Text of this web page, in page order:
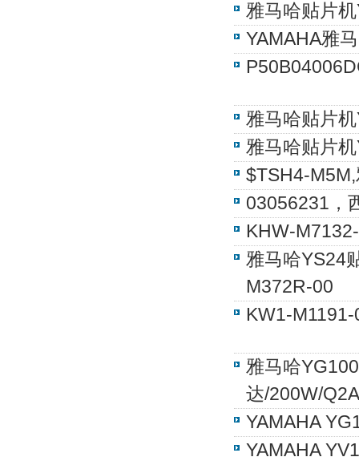
雅马哈贴片
YAMAHA雅
雅马哈贴片
雅马哈贴片
$TSH4-
03056231，
KHW-
雅马哈YS24
M372R-00
KW1-
雅马哈
达/200W/
YAMAHA
YAMAHA